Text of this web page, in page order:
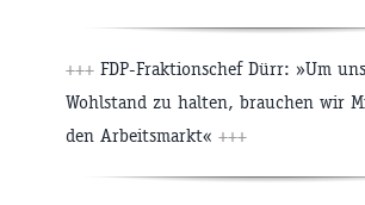
+++ FDP-Fraktionschef Dürr: »Um
Wohlstand zu halten, brauchen wir
den Arbeitsmarkt« +++